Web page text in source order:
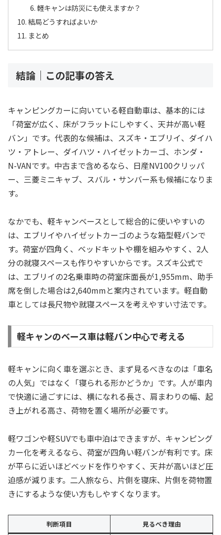
軽キャンは防災にも使えますか？
結局どうすればよいか
まとめ
結論｜この記事の答え
キャンピングカーに向いている軽自動車は、基本的には
「荷室が広く、床がフラットにしやすく、天井が高い軽
バン」です。代表的な候補は、スズキ・エブリイ、ダイハ
ツ・アトレー、ダイハツ・ハイゼットカーゴ、ホンダ・
N-VANです。中古まで含めるなら、日産NV100クリッパ
ー、三菱ミニキャブ、スバル・サンバー系も候補になりま
す。
なかでも、軽キャンベースとして総合的に使いやすいの
は、エブリイやハイゼットカーゴのような箱型軽バンで
す。荷室が四角く、ベッドキットや棚を組みやすく、2人
分の就寝スペースも作りやすいからです。スズキ公式で
は、エブリイの2名乗車時の荷室床面長が1,955mm、助手
席を倒した場合は2,640mmと案内されています。軽自動
車としては長尺物や就寝スペースを考えやすい寸法です。
軽キャンのベース車は軽バン中心で考える
軽キャンに向く車を選ぶとき、まず見るべきなのは「車名
の人気」ではなく「寝られる形かどうか」です。人が車内
で快適に過ごすには、横になれる長さ、肩まわりの幅、起
き上がれる高さ、荷物を置く場所が必要です。
軽ワゴンや軽SUVでも車中泊はできますが、キャンピング
カー化を考えるなら、荷室が四角い軽バンが有利です。床
が平らに近いほどベッドを作りやすく、天井が高いほど圧
迫感が減ります。二人旅なら、片側を寝床、片側を荷物置
きにするような使い方もしやすくなります。
判断項目 見るべき理由